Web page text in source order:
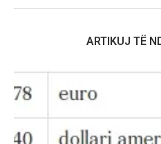
ARTIKUJ TË